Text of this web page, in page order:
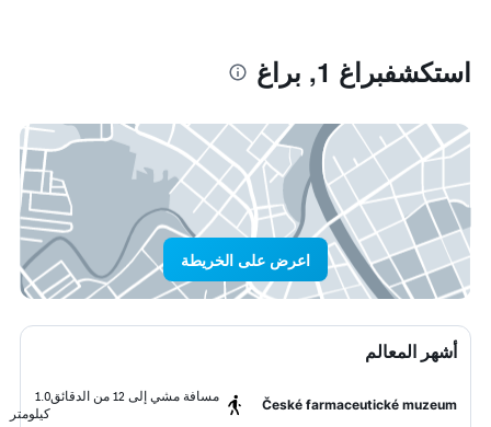
استكشفبراغ 1, براغ
اعرض على الخريطة
أشهر المعالم
České farmaceutické muzeum
مسافة مشي إلى 12 من الدقائق
1.0
كيلومتر